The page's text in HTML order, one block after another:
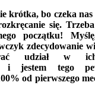
krótka, bo czeka nas
się.
początku!
zdecydowanie
udział w ich
i jestem tego
od pierwszego